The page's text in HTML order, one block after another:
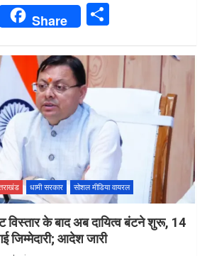
h
Share
ar
e
धामी सरकार सोशल मीडिया वायरल
के बाद अब दायित्व बंटने शुरू, 14
जिम्मेदारी; आदेश जारी